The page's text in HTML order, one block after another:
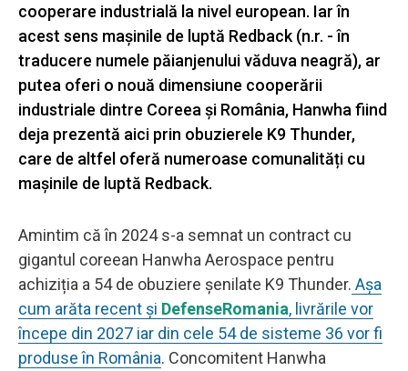
cooperare industrială la nivel european. Iar în
acest sens mașinile de luptă Redback (n.r. - în
traducere numele păianjenului văduva neagră), ar
putea oferi o nouă dimensiune cooperării
industriale dintre Coreea și România, Hanwha fiind
deja prezentă aici prin obuzierele K9 Thunder,
care de altfel oferă numeroase comunalități cu
mașinile de luptă Redback.
Amintim că în 2024 s-a semnat un contract cu
gigantul coreean Hanwha Aerospace pentru
achiziția a 54 de obuziere șenilate K9 Thunder. Așa
cum arăta recent și DefenseRomania, livrările vor
începe din 2027 iar din cele 54 de sisteme 36 vor fi
produse în România. Concomitent Hanwha